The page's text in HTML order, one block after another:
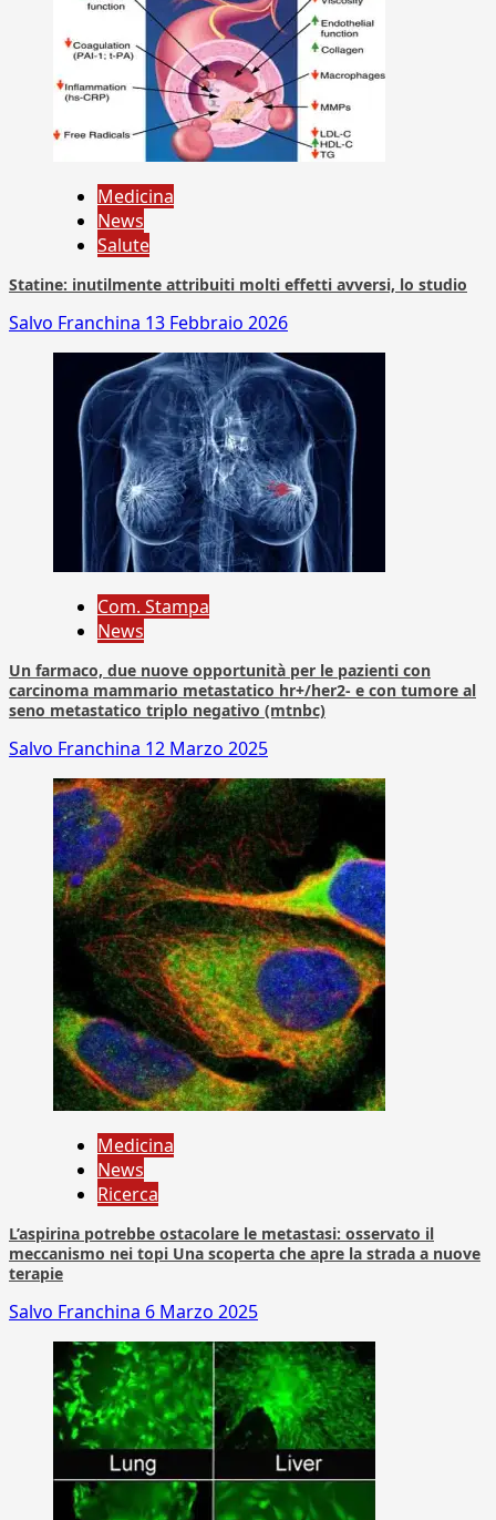
Medicina
News
Salute
Statine: inutilmente attribuiti molti effetti avversi, lo studio
Salvo Franchina 13 Febbraio 2026
Com. Stampa
News
Un farmaco, due nuove opportunità per le pazienti con
carcinoma mammario metastatico hr+/her2- e con tumore al
seno metastatico triplo negativo (mtnbc)
Salvo Franchina 12 Marzo 2025
Medicina
News
Ricerca
L’aspirina potrebbe ostacolare le metastasi: osservato il
meccanismo nei topi Una scoperta che apre la strada a nuove
terapie
Salvo Franchina 6 Marzo 2025